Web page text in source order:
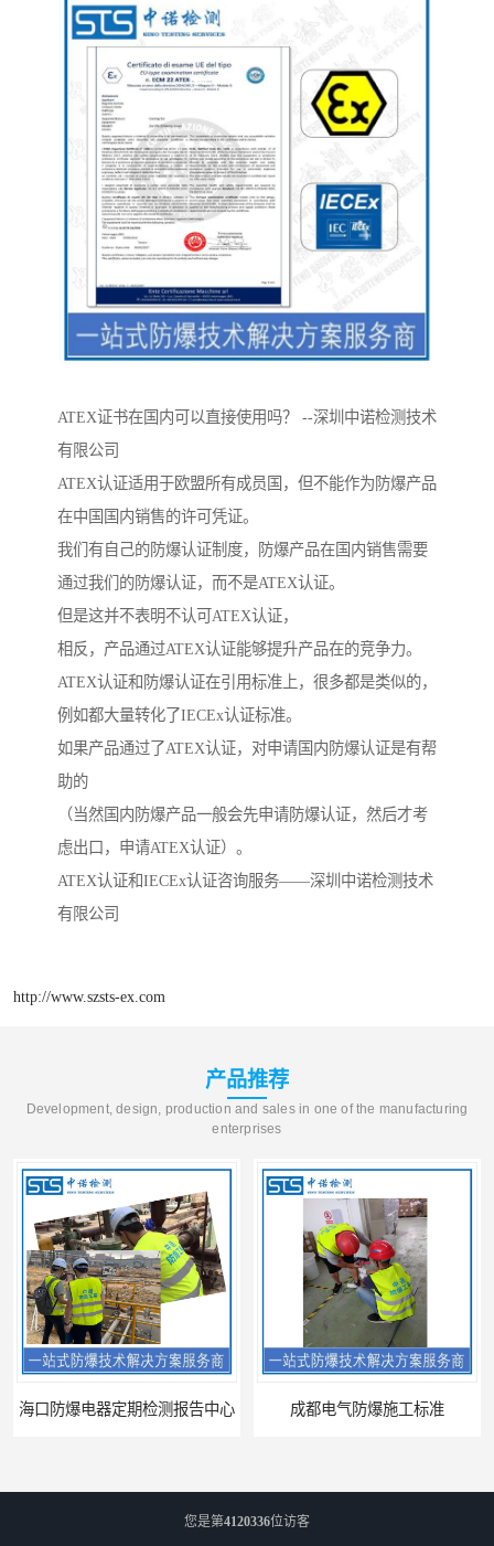
ATEX证书在国内可以直接使用吗？ --深圳中诺检测技术
有限公司
ATEX认证适用于欧盟所有成员国，但不能作为防爆产品
在中国国内销售的许可凭证。
我们有自己的防爆认证制度，防爆产品在国内销售需要
通过我们的防爆认证，而不是ATEX认证。
但是这并不表明不认可ATEX认证，
相反，产品通过ATEX认证能够提升产品在的竞争力。
ATEX认证和防爆认证在引用标准上，很多都是类似的，
例如都大量转化了IECEx认证标准。
如果产品通过了ATEX认证，对申请国内防爆认证是有帮
助的
（当然国内防爆产品一般会先申请防爆认证，然后才考
虑出口，申请ATEX认证）。
ATEX认证和IECEx认证咨询服务——深圳中诺检测技术
有限公司
http://www.szsts-ex.com
产品推荐
Development, design, production and sales in one of the manufacturing
enterprises
海口防爆电器定期检测报告中心 成都电气防爆施工标准
您是第4120336位访客